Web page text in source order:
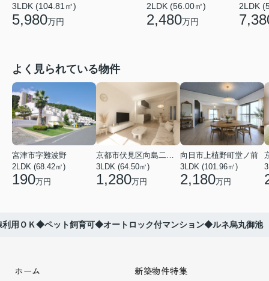
3LDK (104.81㎡)
5,980万円
2LDK (56.00㎡)
2,480万円
2LDK
よく見られている物件
宮津市字難波野
2LDK (68.42㎡)
190万円
3LDK (64.50㎡)
1,280万円
向日市上植野町堂ノ前
3LDK (101.96㎡)
2,180万円
用ＯＫ◆ペット飼育可◆オートロック付マンション◆ルネ烏丸御池
ホーム
新築物件特集